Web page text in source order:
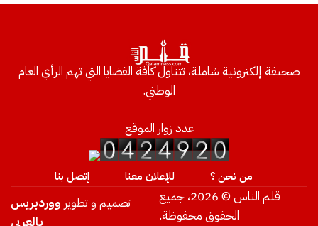
صحيفة إلكترونية شاملة، تتناول كافة القضايا التي تهم الرأي العام
الوطني.
عدد زوار الموقع
من نحن ؟ للإعلان معنا إتصل بنا
قلم الناس © 2026، جميع
الحقوق محفوظة.
تصميم و تطوير ووردبريس
بالعربي